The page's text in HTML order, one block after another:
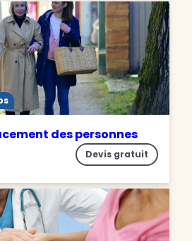
des personnes
Devis gratuit